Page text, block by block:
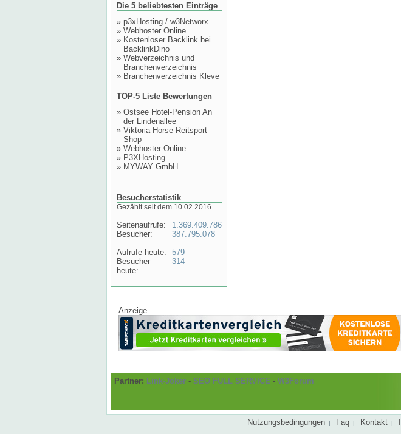
Die 5 beliebtesten Einträge
» p3xHosting / w3Networx
» Webhoster Online
» Kostenloser Backlink bei
BacklinkDino
» Webverzeichnis und
Branchenverzeichnis
» Branchenverzeichnis Kleve
TOP-5 Liste Bewertungen
» Ostsee Hotel-Pension An
der Lindenallee
» Viktoria Horse Reitsport
Shop
» Webhoster Online
» P3XHosting
» MYWAY GmbH
Besucherstatistik
Gezählt seit dem 10.02.2016
Seitenaufrufe:
Besucher:
Aufrufe heute:
Besucher
heute:
1.369.409.786
387.795.078
579
314
Anzeige
Partner: Link-Joker - SEO FULL SERVICE - W3Forum
Nutzungsbedingungen | Faq | Kontakt |